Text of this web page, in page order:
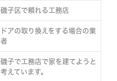
磯子区で頼れる工務店
ドアの取り換えをする場合の業
者
磯子で工務店で家を建てようと
考えています。